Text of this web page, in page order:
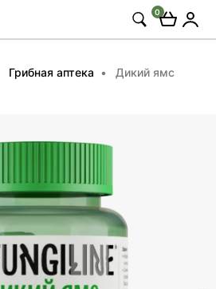
0
Грибная аптека Дикий ямс